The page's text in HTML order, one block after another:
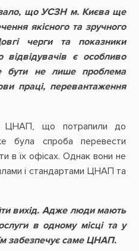
що УСЗН м. Києва ще
якісного та зручного
черги та показники
відвідувачів є особливо
бути не лише проблема
праці, перевантаження
ЦНАП, що потрапили до
була спроба перевести
в їх офісах. Однак вони не
і стандартами ЦНАП та
вихід. Адже люди мають
в одному місці та у
забезпечує саме ЦНАП.